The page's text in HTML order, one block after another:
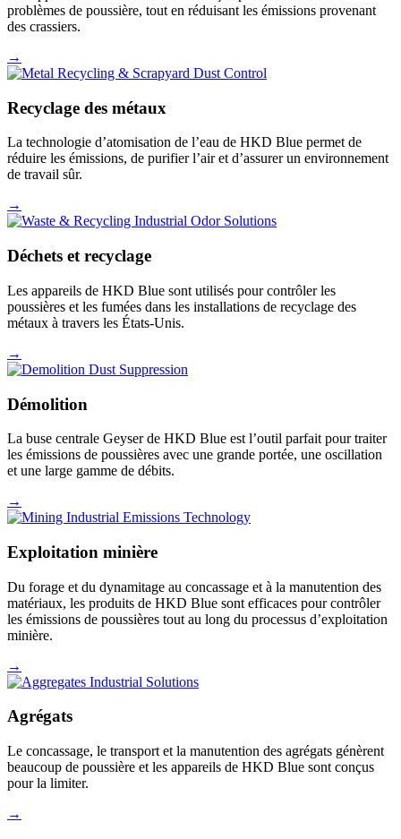
problèmes de poussière, tout en réduisant les émissions provenant
des crassiers.
→
Recyclage des métaux
La technologie d’atomisation de l’eau de HKD Blue permet de
réduire les émissions, de purifier l’air et d’assurer un environnement
de travail sûr.
→
Déchets et recyclage
Les appareils de HKD Blue sont utilisés pour contrôler les
poussières et les fumées dans les installations de recyclage des
métaux à travers les États-Unis.
→
Démolition
La buse centrale Geyser de HKD Blue est l’outil parfait pour traiter
les émissions de poussières avec une grande portée, une oscillation
et une large gamme de débits.
→
Exploitation minière
Du forage et du dynamitage au concassage et à la manutention des
matériaux, les produits de HKD Blue sont efficaces pour contrôler
les émissions de poussières tout au long du processus d’exploitation
minière.
→
Agrégats
Le concassage, le transport et la manutention des agrégats génèrent
beaucoup de poussière et les appareils de HKD Blue sont conçus
pour la limiter.
→